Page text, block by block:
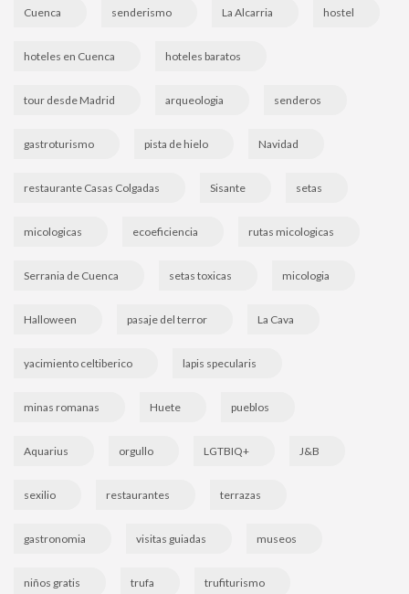
Cuenca senderismo La Alcarria hostel
hoteles en Cuenca hoteles baratos
tour desde Madrid arqueologia senderos
gastroturismo pista de hielo Navidad
restaurante Casas Colgadas Sisante setas
micologicas ecoeficiencia rutas micologicas
Serrania de Cuenca setas toxicas micologia
Halloween pasaje del terror La Cava
yacimiento celtiberico lapis specularis
minas romanas Huete pueblos
Aquarius orgullo LGTBIQ+ J&B
sexilio restaurantes terrazas
gastronomia visitas guiadas museos
niños gratis trufa trufiturismo